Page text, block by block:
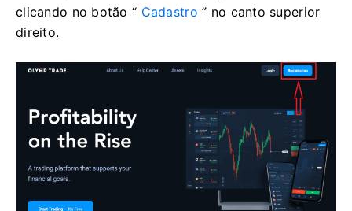
clicando no botão “ Cadastro ” no canto superior
direito.